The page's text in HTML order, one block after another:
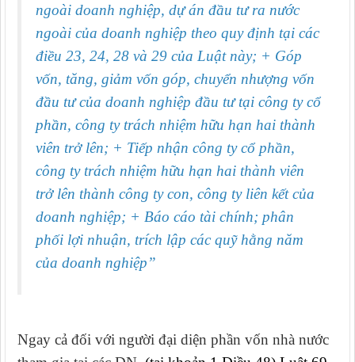
ngoài doanh nghiệp, dự án đầu tư ra nước
ngoài của doanh nghiệp theo quy định tại các
điều 23, 24, 28 và 29 của Luật này; + Góp
vốn, tăng, giảm vốn góp, chuyển nhượng vốn
đầu tư của doanh nghiệp đầu tư tại công ty cổ
phần, công ty trách nhiệm hữu hạn hai thành
viên trở lên; + Tiếp nhận công ty cổ phần,
công ty trách nhiệm hữu hạn hai thành viên
trở lên thành công ty con, công ty liên kết của
doanh nghiệp; + Báo cáo tài chính; phân
phối lợi nhuận, trích lập các quỹ hằng năm
của doanh nghiệp”
Ngay cả đối với người đại diện phần vốn nhà nước